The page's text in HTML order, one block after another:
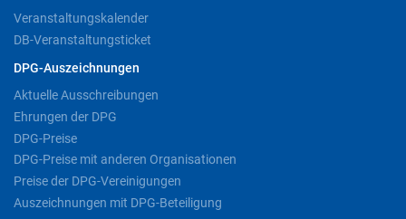
Veranstaltungskalender
DB-Veranstaltungsticket
DPG-Auszeichnungen
Aktuelle Ausschreibungen
Ehrungen der DPG
DPG-Preise
DPG-Preise mit anderen Organisationen
Preise der DPG-Vereinigungen
Auszeichnungen mit DPG-Beteiligung